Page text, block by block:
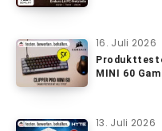
16. Juli 2026
MINI 60
13. Juli 2026